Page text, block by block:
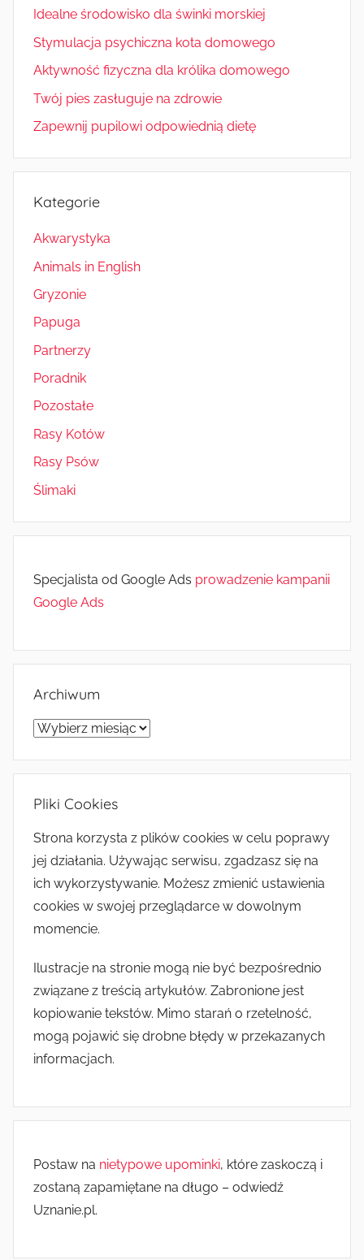
Idealne środowisko dla świnki morskiej
Stymulacja psychiczna kota domowego
Aktywność fizyczna dla królika domowego
Twój pies zasługuje na zdrowie
Zapewnij pupilowi odpowiednią dietę
Kategorie
Akwarystyka
Animals in English
Gryzonie
Papuga
Partnerzy
Poradnik
Pozostałe
Rasy Kotów
Rasy Psów
Ślimaki
Specjalista od Google Ads prowadzenie kampanii
Google Ads
Archiwum
Archiwum
Pliki Cookies
Strona korzysta z plików cookies w celu poprawy
jej działania. Używając serwisu, zgadzasz się na
ich wykorzystywanie. Możesz zmienić ustawienia
cookies w swojej przeglądarce w dowolnym
momencie.
Ilustracje na stronie mogą nie być bezpośrednio
związane z treścią artykułów. Zabronione jest
kopiowanie tekstów. Mimo starań o rzetelność,
mogą pojawić się drobne błędy w przekazanych
informacjach.
Postaw na nietypowe upominki, które zaskoczą i
zostaną zapamiętane na długo – odwiedź
Uznanie.pl.